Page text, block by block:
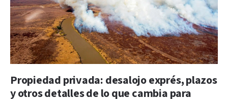
Propiedad privada: desalojo exprés, plazos
y otros detalles de lo que cambia para